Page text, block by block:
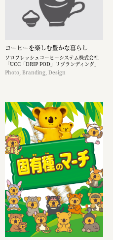
コーヒーを楽しむ豊かな暮らし
ソロフレッシュコーヒーシステム株式会社
「UCC「DRIP POD」リブランディング」
Photo, Branding, Design